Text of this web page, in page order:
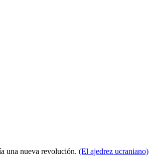
una nueva revolución. (El ajedrez ucraniano)